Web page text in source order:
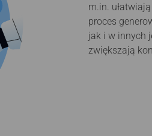
m.in.
proces
jak i w innych
zwiększają